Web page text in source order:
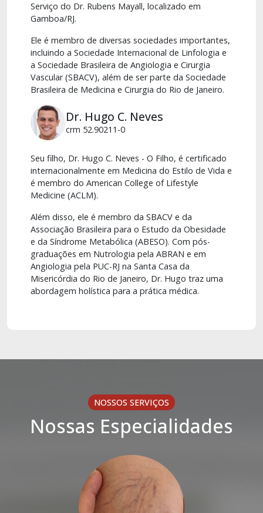
Serviço do Dr. Rubens Mayall, localizado em
Gamboa/RJ.
Ele é membro de diversas sociedades importantes,
incluindo a Sociedade Internacional de Linfologia e
a Sociedade Brasileira de Angiologia e Cirurgia
Vascular (SBACV), além de ser parte da Sociedade
Brasileira de Medicina e Cirurgia do Rio de Janeiro.
Dr. Hugo C. Neves
crm 52.90211-0
Seu filho, Dr. Hugo C. Neves - O Filho, é certificado
internacionalmente em Medicina do Estilo de Vida e
é membro do American College of Lifestyle
Medicine (ACLM).
Além disso, ele é membro da SBACV e da
Associação Brasileira para o Estudo da Obesidade
e da Síndrome Metabólica (ABESO). Com pós-
graduações em Nutrologia pela ABRAN e em
Angiologia pela PUC-RJ na Santa Casa da
Misericórdia do Rio de Janeiro, Dr. Hugo traz uma
abordagem holística para a prática médica.
NOSSOS SERVIÇOS
Nossas Especialidades